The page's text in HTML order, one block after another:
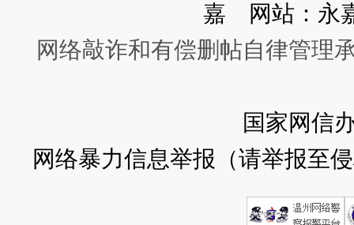
嘉 网站：永
网络敲诈和有偿删帖自律管理
国家网信
网络暴力信息举报（请举报至